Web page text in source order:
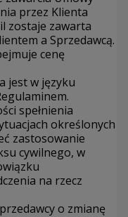
przez Klienta
zostaje zawarta
a Sprzedawcą.
cenę
jest w języku
spełnienia
określonych
zastosowanie
cywilnego, w
na rzecz
o zmianę